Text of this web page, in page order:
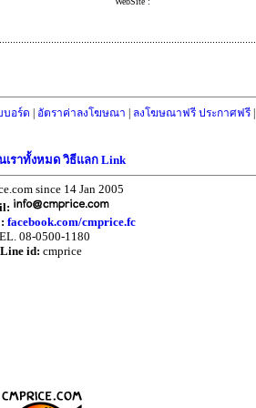
บอร์ด | อัตราค่าลงโฆษณา | ลงโฆษณาฟรี ประกาศฟรี|
เราทั้งหมด วิธีแลก Link
since 14 Jan 2005
facebook.com/cmprice.fc
08-0500-1180
Line id: cmprice